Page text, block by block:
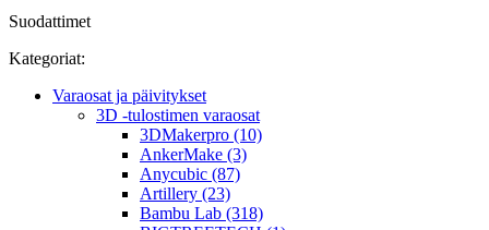
Suodattimet
Kategoriat:
Varaosat ja päivitykset
3D -tulostimen varaosat
3DMakerpro (10)
AnkerMake (3)
Anycubic (87)
Artillery (23)
Bambu Lab (318)